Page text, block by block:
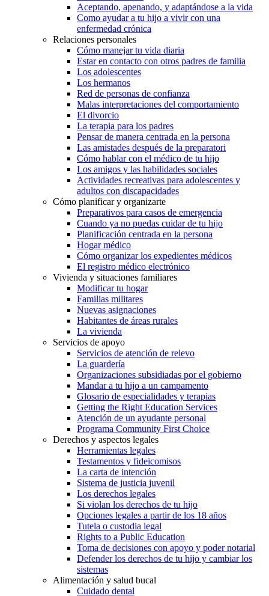
Aceptando, apenando, y adaptándose a la vida
Como ayudar a tu hijo a vivir con una
enfermedad crónica
Relaciones personales
Cómo manejar tu vida diaria
Estar en contacto con otros padres de familia
Los adolescentes
Los hermanos
Red de personas de confianza
Malas interpretaciones del comportamiento
El divorcio
La terapia para los padres
Pensar de manera centrada en la persona
Las amistades después de la preparatori
Cómo hablar con el médico de tu hijo
Los amigos y las habilidades sociales
Actividades recreativas para adolescentes y
adultos con discapacidades
Cómo planificar y organizarte
Preparativos para casos de emergencia
Cuando ya no puedas cuidar de tu hijo
Planificación centrada en la persona
Hogar médico
Cómo organizar los expedientes médicos
El registro médico electrónico
Vivienda y situaciones familiares
Modificar tu hogar
Familias militares
Nuevas asignaciones
Habitantes de áreas rurales
La vivienda
Servicios de apoyo
Servicios de atención de relevo
La guardería
Organizaciones subsidiadas por el gobierno
Mandar a tu hijo a un campamento
Glosario de especialidades y terapias
Getting the Right Education Services
Atención de un ayudante personal
Programa Community First Choice
Derechos y aspectos legales
Herramientas legales
Testamentos y fideicomisos
La carta de intención
Sistema de justicia juvenil
Los derechos legales
Si violan los derechos de tu hijo
Opciones legales a partir de los 18 años
Tutela o custodia legal
Rights to a Public Education
Toma de decisiones con apoyo y poder notarial
Defender los derechos de tu hijo y cambiar los
sistemas
Alimentación y salud bucal
Cuidado dental